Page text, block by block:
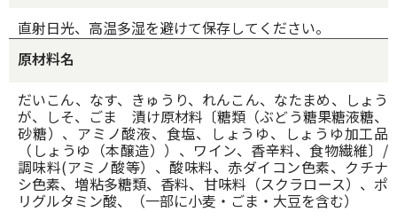
直射日光、高温多湿を避けて保存してください。
原材料名
だいこん、なす、きゅうり、れんこん、なたまめ、しょう
が、しそ、ごま 漬け原材料〔糖類（ぶどう糖果糖液糖、
砂糖）、アミノ酸液、食塩、しょうゆ、しょうゆ加工品
（しょうゆ（本醸造））、ワイン、香辛料、食物繊維〕/
調味料(アミノ酸等）、酸味料、赤ダイコン色素、クチナ
シ色素、増粘多糖類、香料、甘味料（スクラロース）、ポ
リグルタミン酸、（一部に小麦・ごま・大豆を含む）